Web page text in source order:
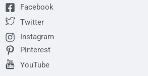
Facebook
Twitter
Instagram
Pinterest
YouTube